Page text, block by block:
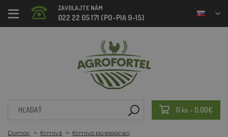
ZAVOLAJTE NÁM
022 22 05 171 (PO-PIA 9-15)
0 ks - 0,00€
Domov Krmivá
Krmivo po exspiraci